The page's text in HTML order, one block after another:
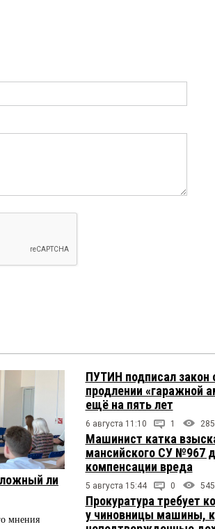
ли
мнения
ПУТИН подписал закон
продлении «гаражной
ещё на пять лет
6 августа 11:10 1 285
Машинист катка
мансийского СУ №967
компенсации вреда
5 августа 15:44 0 545
Прокуратура требует
у чиновницы машины,